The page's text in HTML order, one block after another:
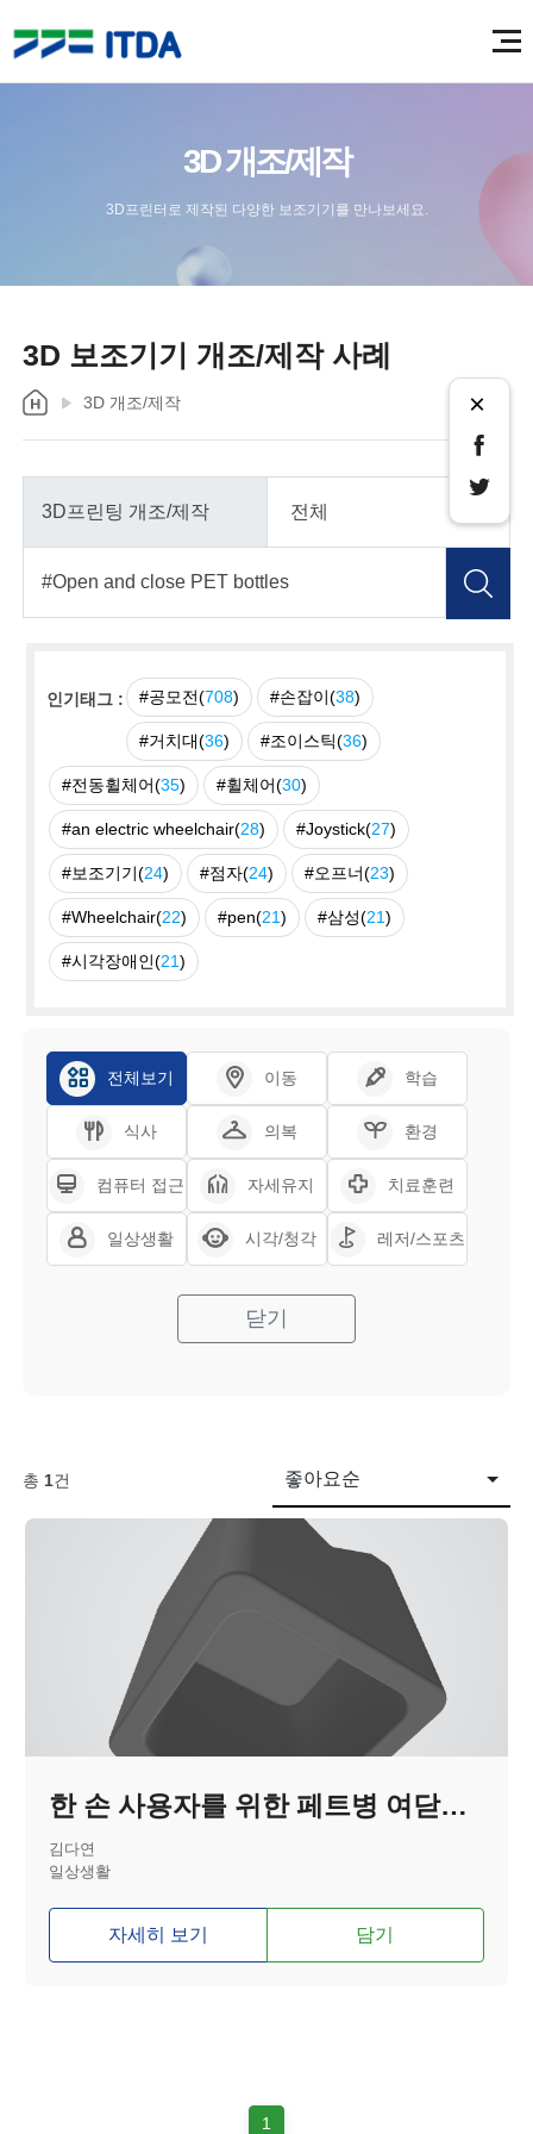
3D 개조/제작
3D프린터로 제작된 다양한 보조기기를 만나보세요.
3D 보조기기 개조/제작 사례
3D 개조/제작 ×
인기태그 : #공모전(708) #손잡이(38)
#거치대(36) #조이스틱(36)
#전동휠체어(35) #휠체어(30)
#an electric wheelchair(28) #Joystick(27)
#보조기기(24) #점자(24) #오프너(23)
#Wheelchair(22) #pen(21) #삼성(21)
#시각장애인(21)
전체보기 이동 학습
식사 의복 환경
컴퓨터 접근 자세유지 치료훈련
일상생활 시각/청각 레저/스포츠
닫기
총 1건 좋아요순
한 손 사용자를 위한 페트병 여닫이 보조기기
김다연
일상생활
자세히 보기 담기
1